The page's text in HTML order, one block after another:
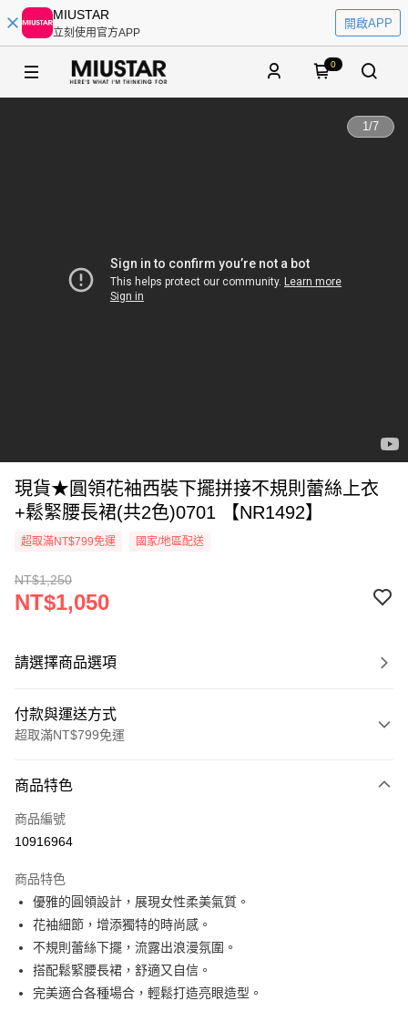
MIUSTAR
立刻使用官方APP
開啟APP
0
1/7
現貨★圓領花袖西裝下擺拼接不規則蕾絲上衣
+鬆緊腰長裙(共2色)0701 【NR1492】
超取滿NT$799免運 國家/地區配送
NT$1,250
NT$1,050
請選擇商品選項
付款與運送方式
超取滿NT$799免運
信用卡一次付款
超商取貨付款
Apple Pay
街口支付
悠遊付
Google Pay
商品特色
商品編號
10916964
商品特色
優雅的圓領設計，展現女性柔美氣質。
花袖細節，增添獨特的時尚感。
不規則蕾絲下擺，流露出浪漫氛圍。
搭配鬆緊腰長裙，舒適又自信。
完美適合各種場合，輕鬆打造亮眼造型。